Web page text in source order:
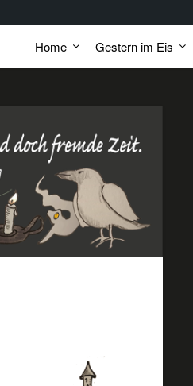
Home Gestern im Eis